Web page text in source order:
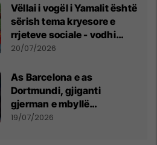
Vëllai i vogël i Yamalit është
sërish tema kryesore e
rrjeteve sociale - vodhi
vëmendjen pas finales së
20/07/2026
As Barcelona e as
Dortmundi, gjiganti
gjerman e mbyllë
marrëveshjen për Fisnik
19/07/2026